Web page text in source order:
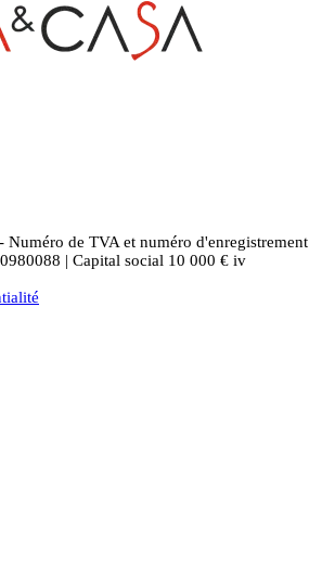
de TVA et numéro d'enregistrement
| Capital social 10 000 € iv